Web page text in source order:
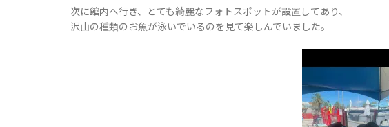
次に館内へ行き、とても綺麗なフォトスポットが設置してあり、
沢山の種類のお魚が泳いでいるのを見て楽しんでいました。